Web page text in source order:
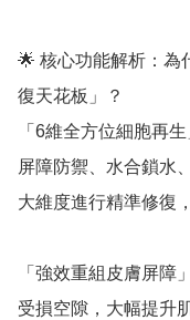
🌟 核心功能解析：為
復天花板」？
「6維全方位細胞再
屏障防禦、水合鎖水
大維度進行精準修復
「強效重組皮膚屏障
受損空隙，大幅提升